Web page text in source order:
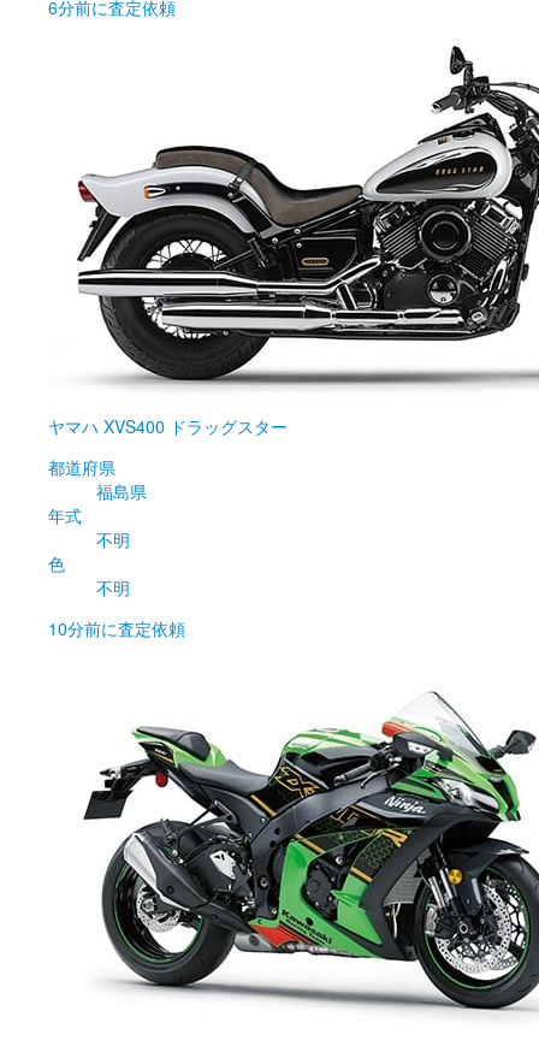
6分前に査定依頼
ヤマハ XVS400 ドラッグスター
都道府県
福島県
年式
不明
色
不明
10分前に査定依頼